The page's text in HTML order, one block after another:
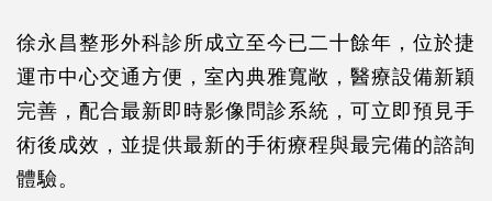
徐永昌整形外科診所成立至今已二十餘年，位於捷
運市中心交通方便，室內典雅寬敞，醫療設備新穎
完善，配合最新即時影像問診系統，可立即預見手
術後成效，並提供最新的手術療程與最完備的諮詢
體驗。